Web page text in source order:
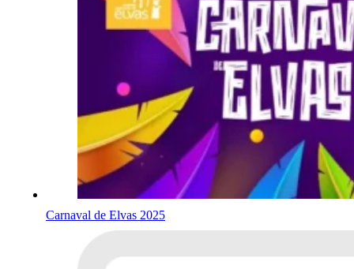
Carnaval de Elvas 2025